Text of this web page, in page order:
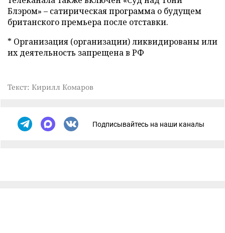
Блэром» – сатирическая программа о будущем
британского премьера после отставки.
* Организация (организации) ликвидированы или
их деятельность запрещена в РФ
Текст: Кирилл Комаров
Подписывайтесь на наши каналы